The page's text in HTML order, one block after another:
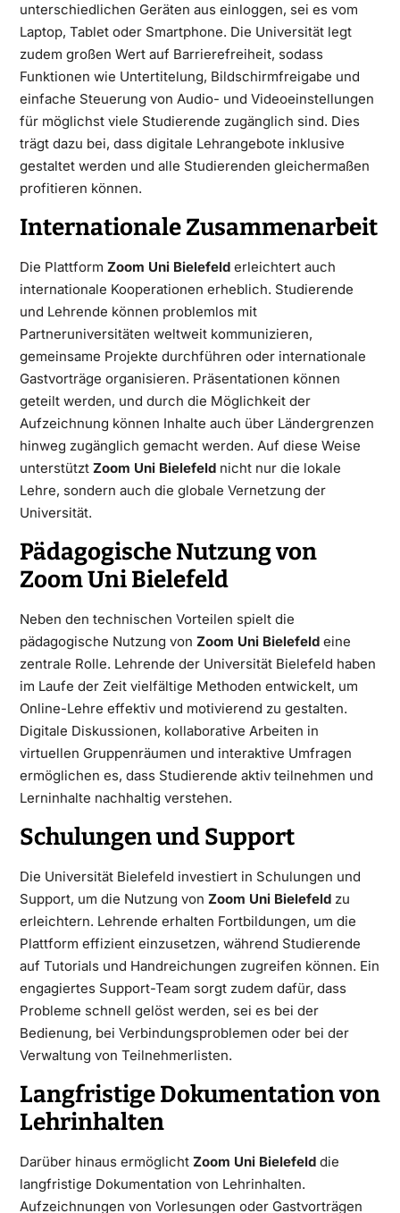
unterschiedlichen Geräten aus einloggen, sei es vom
Laptop, Tablet oder Smartphone. Die Universität legt
zudem großen Wert auf Barrierefreiheit, sodass
Funktionen wie Untertitelung, Bildschirmfreigabe und
einfache Steuerung von Audio- und Videoeinstellungen
für möglichst viele Studierende zugänglich sind. Dies
trägt dazu bei, dass digitale Lehrangebote inklusive
gestaltet werden und alle Studierenden gleichermaßen
profitieren können.
Internationale Zusammenarbeit
Die Plattform Zoom Uni Bielefelderleichtert auch
internationale Kooperationen erheblich. Studierende
und Lehrende können problemlos mit
Partneruniversitäten weltweit kommunizieren,
gemeinsame Projekte durchführen oder internationale
Gastvorträge organisieren. Präsentationen können
geteilt werden, und durch die Möglichkeit der
Aufzeichnung können Inhalte auch über Ländergrenzen
hinweg zugänglich gemacht werden. Auf diese Weise
unterstützt Zoom Uni Bielefeldnicht nur die lokale
Lehre, sondern auch die globale Vernetzung der
Universität.
Pädagogische Nutzung von
Zoom Uni Bielefeld
Neben den technischen Vorteilen spielt die
pädagogische Nutzung von Zoom Uni Bielefeldeine
zentrale Rolle. Lehrende der Universität Bielefeld haben
im Laufe der Zeit vielfältige Methoden entwickelt, um
Online-Lehre effektiv und motivierend zu gestalten.
Digitale Diskussionen, kollaborative Arbeiten in
virtuellen Gruppenräumen und interaktive Umfragen
ermöglichen es, dass Studierende aktiv teilnehmen und
Lerninhalte nachhaltig verstehen.
Schulungen und Support
Die Universität Bielefeld investiert in Schulungen und
Support, um die Nutzung von Zoom Uni Bielefeldzu
erleichtern. Lehrende erhalten Fortbildungen, um die
Plattform effizient einzusetzen, während Studierende
auf Tutorials und Handreichungen zugreifen können. Ein
engagiertes Support-Team sorgt zudem dafür, dass
Probleme schnell gelöst werden, sei es bei der
Bedienung, bei Verbindungsproblemen oder bei der
Verwaltung von Teilnehmerlisten.
Langfristige Dokumentation von
Lehrinhalten
Darüber hinaus ermöglicht Zoom Uni Bielefelddie
langfristige Dokumentation von Lehrinhalten.
Aufzeichnungen von Vorlesungen oder Gastvorträgen